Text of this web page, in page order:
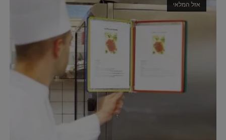
אזל המלאי